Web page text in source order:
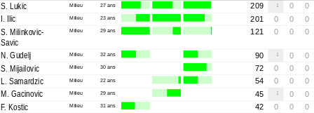
S. Lukic Milieu 27 ans 209 1 0 0
I. Ilic Milieu 23 ans 201 0 0 0
S. Milinkovic-
Savic
Milieu 29 ans 121 0 0 0
N. Gudelj Milieu 32 ans 90 1 0 0
S. Mijailovic Milieu 30 ans 72 0 0 0
L. Samardzic Milieu 22 ans 54 0 0 0
M. Gacinovic Milieu 29 ans 45 1 0 0
F. Kostic Milieu 31 ans 42 0 0 0